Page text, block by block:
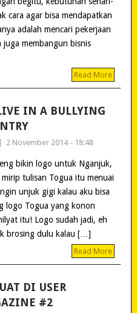
cara agar bisa mendapatkan
adalah mencari pekerjaan
membangun bisnis
Read More
IN A BULLYING
2 November 2014 - 18:48
bikin logo untuk Nganjuk,
tulisan Togua itu menuai
unjuk gigi kalau aku bisa
logo Togua yang konon
itu! Logo sudah jadi, eh
brosing dulu kalau […]
Read More
DI USER
#2